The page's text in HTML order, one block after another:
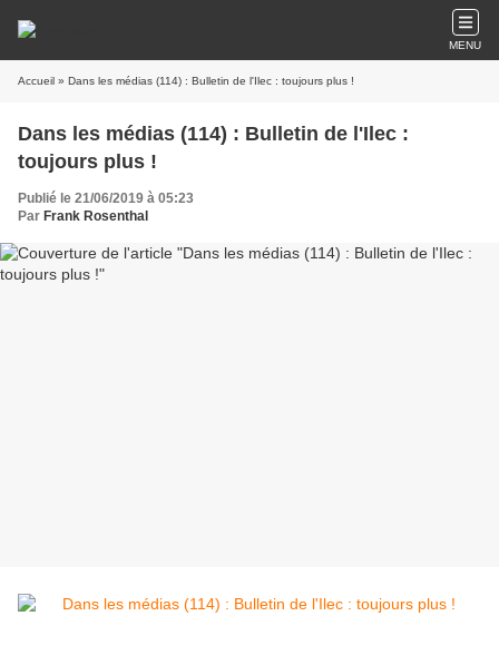
MENU
Accueil » Dans les médias (114) : Bulletin de l'Ilec : toujours plus !
Dans les médias (114) : Bulletin de l'Ilec :
toujours plus !
Publié le 21/06/2019 à 05:23
Par Frank Rosenthal